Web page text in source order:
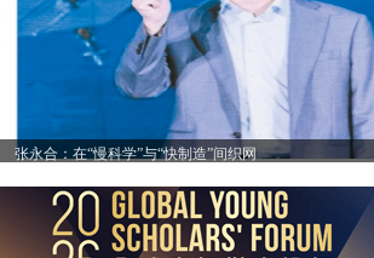
张永合：在“慢科学”与“快制造”间织网